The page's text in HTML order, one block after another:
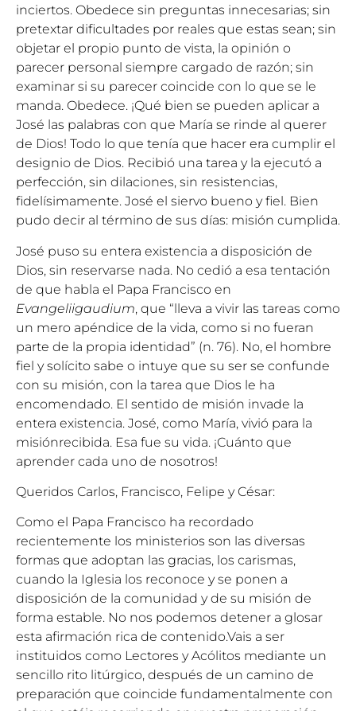
inciertos. Obedece sin preguntas innecesarias; sin
pretextar dificultades por reales que estas sean; sin
objetar el propio punto de vista, la opinión o
parecer personal siempre cargado de razón; sin
examinar si su parecer coincide con lo que se le
manda. Obedece. ¡Qué bien se pueden aplicar a
José las palabras con que María se rinde al querer
de Dios! Todo lo que tenía que hacer era cumplir el
designio de Dios. Recibió una tarea y la ejecutó a
perfección, sin dilaciones, sin resistencias,
fidelísimamente. José el siervo bueno y fiel. Bien
pudo decir al término de sus días: misión cumplida.
José puso su entera existencia a disposición de
Dios, sin reservarse nada. No cedió a esa tentación
de que habla el Papa Francisco en
Evangeliigaudium, que “lleva a vivir las tareas como
un mero apéndice de la vida, como si no fueran
parte de la propia identidad” (n. 76). No, el hombre
fiel y solícito sabe o intuye que su ser se confunde
con su misión, con la tarea que Dios le ha
encomendado. El sentido de misión invade la
entera existencia. José, como María, vivió para la
misiónrecibida. Esa fue su vida. ¡Cuánto que
aprender cada uno de nosotros!
Queridos Carlos, Francisco, Felipe y César:
Como el Papa Francisco ha recordado
recientemente los ministerios son las diversas
formas que adoptan las gracias, los carismas,
cuando la Iglesia los reconoce y se ponen a
disposición de la comunidad y de su misión de
forma estable. No nos podemos detener a glosar
esta afirmación rica de contenido.Vais a ser
instituidos como Lectores y Acólitos mediante un
sencillo rito litúrgico, después de un camino de
preparación que coincide fundamentalmente con